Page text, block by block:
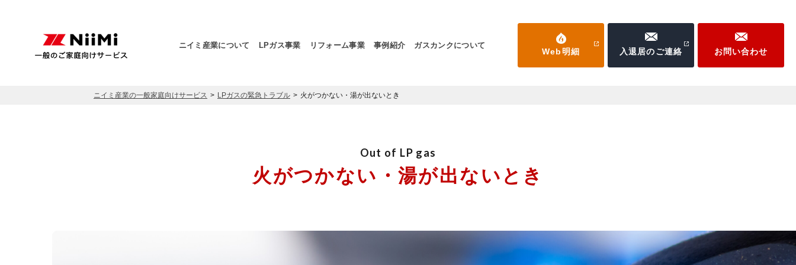
Web明細 入退居のご連絡 お問い合わせ
ニイミ産業について LPガス事業 リフォーム事業 事例紹介 ガスカンクについて
ニイミ産業の一般家庭向けサービス LPガスの緊急トラブル 火がつかない・湯が出ないとき
Out of LP gas
火がつかない・ 湯が出ないとき